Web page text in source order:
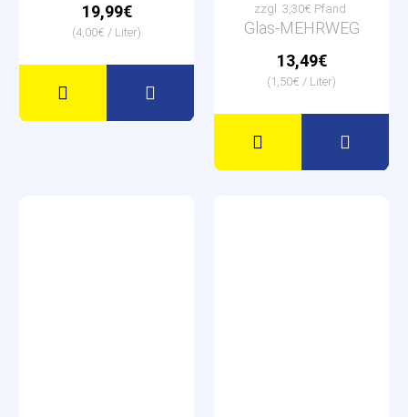
19,99€
(4,00€ / Liter)
zzgl. 3,30€ Pfand
Glas-MEHRWEG
13,49€
(1,50€ / Liter)